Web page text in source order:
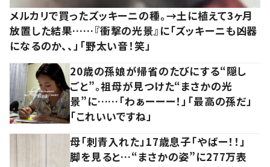
メルカリで買ったズッキーニの種。→土に植えて3ヶ月
放置した結果……『衝撃の光景』に「ズッキーニも凶器
になるのか、、」「野太い音！笑」
20歳の孫娘が帰省のたびにする“隠し
ごと”。祖母が見つけた“まさかの光
景”に……「わぁーーー！」「最高の孫だ」
「これいいですね」
母「刺青入れた」17歳息子「やばー！！」
脚を見ると…“まさかの姿”に277万表